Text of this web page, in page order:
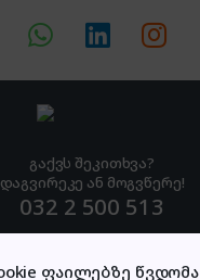
ფაილებზე წვდომა
გაქვს შეკითხვა?
დაგვირეკე ან მოგვწერე!
032 2 500 513